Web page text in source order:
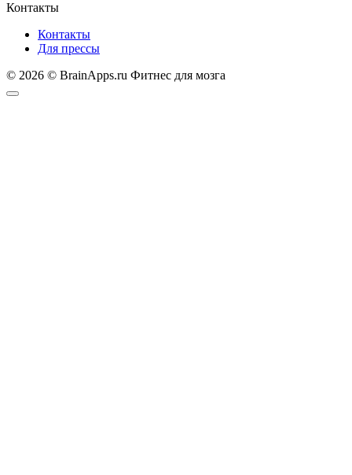
Контакты
Контакты
Для прессы
© 2026 © BrainApps.ru Фитнес для мозга